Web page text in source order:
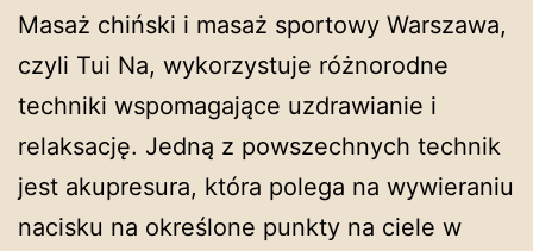
Masaż chiński i masaż sportowy Warszawa,
czyli Tui Na, wykorzystuje różnorodne
techniki wspomagające uzdrawianie i
relaksację. Jedną z powszechnych technik
jest akupresura, która polega na wywieraniu
nacisku na określone punkty na ciele w